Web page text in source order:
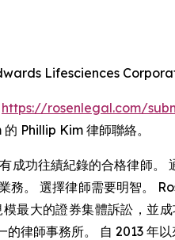
Lifesciences
https://rosenlegal.com/
Phillip Kim 律師聯絡。
成功往績紀錄的合格律師
務。 選擇律師需要明智。
最大的證券集體訴訟，並
律師事務所。 自 2013 年